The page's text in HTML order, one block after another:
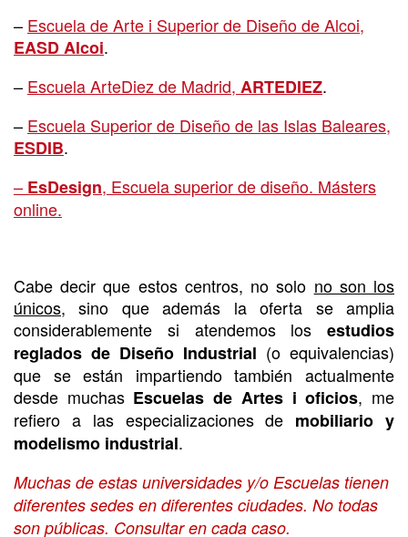
– Escuela de Arte i Superior de Diseño de Alcoi,
EASD Alcoi.
– Escuela ArteDiez de Madrid, ARTEDIEZ.
– Escuela Superior de Diseño de las Islas Baleares,
ESDIB.
– EsDesign, Escuela superior de diseño. Másters
online.
Cabe decir que estos centros, no solo no son los
únicos, sino que además la oferta se amplia
considerablemente si atendemos los estudios
reglados de Diseño Industrial (o equivalencias)
que se están impartiendo también actualmente
desde muchas Escuelas de Artes i oficios, me
refiero a las especializaciones de mobiliario y
modelismo industrial.
Muchas de estas universidades y/o Escuelas tienen
diferentes sedes en diferentes ciudades. No todas
son públicas. Consultar en cada caso.